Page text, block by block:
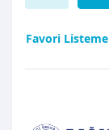
Favori